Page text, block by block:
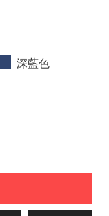
深藍色